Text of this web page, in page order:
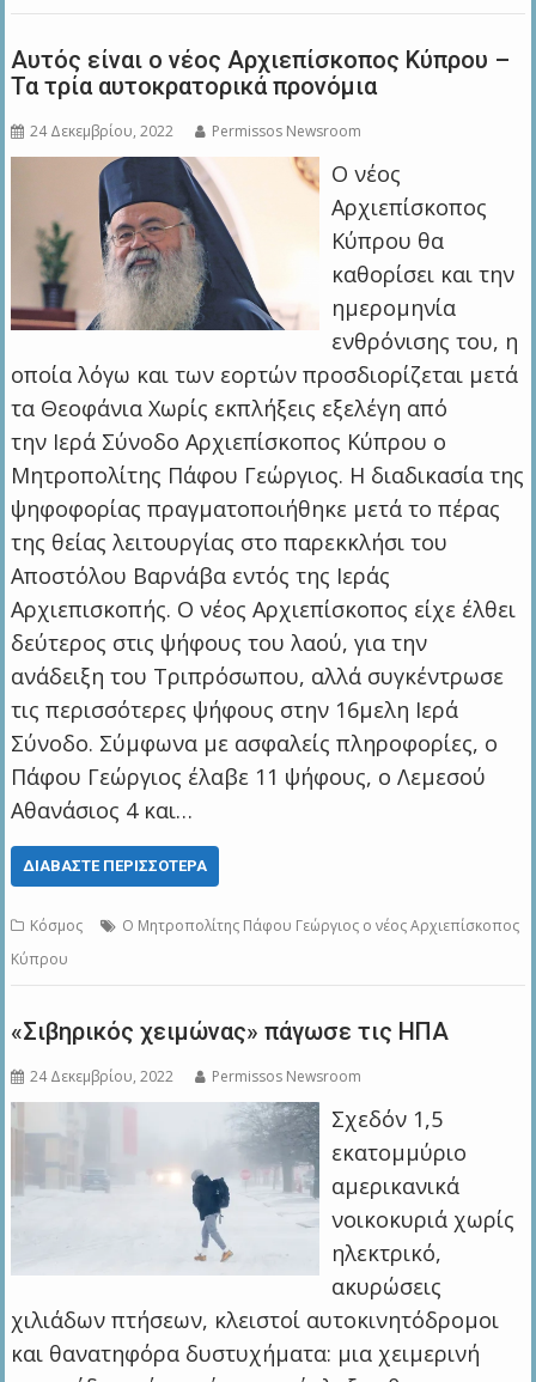
Αυτός είναι ο νέος Αρχιεπίσκοπος Κύπρου –
Τα τρία αυτοκρατορικά προνόμια
24 Δεκεμβρίου, 2022 Permissos Newsroom
Ο νέος
Αρχιεπίσκοπος
Κύπρου θα
καθορίσει και την
ημερομηνία
ενθρόνισης του, η
οποία λόγω και των εορτών προσδιορίζεται μετά
τα Θεοφάνια Χωρίς εκπλήξεις εξελέγη από
την Ιερά Σύνοδο Αρχιεπίσκοπος Κύπρου ο
Μητροπολίτης Πάφου Γεώργιος. Η διαδικασία της
ψηφοφορίας πραγματοποιήθηκε μετά το πέρας
της θείας λειτουργίας στο παρεκκλήσι του
Αποστόλου Βαρνάβα εντός της Ιεράς
Αρχιεπισκοπής. Ο νέος Αρχιεπίσκοπος είχε έλθει
δεύτερος στις ψήφους του λαού, για την
ανάδειξη του Τριπρόσωπου, αλλά συγκέντρωσε
τις περισσότερες ψήφους στην 16μελη Ιερά
Σύνοδο. Σύμφωνα με ασφαλείς πληροφορίες, ο
Πάφου Γεώργιος έλαβε 11 ψήφους, ο Λεμεσού
Αθανάσιος 4 και…
ΔΙΑΒΆΣΤΕ ΠΕΡΙΣΣΌΤΕΡΑ
Κόσμος
Ο Μητροπολίτης Πάφου Γεώργιος ο νέος Αρχιεπίσκοπος
Κύπρου
«Σιβηρικός χειμώνας» πάγωσε τις ΗΠΑ
24 Δεκεμβρίου, 2022 Permissos Newsroom
Σχεδόν 1,5
εκατομμύριο
αμερικανικά
νοικοκυριά χωρίς
ηλεκτρικό,
ακυρώσεις
χιλιάδων πτήσεων, κλειστοί αυτοκινητόδρομοι
και θανατηφόρα δυστυχήματα: μια χειμερινή